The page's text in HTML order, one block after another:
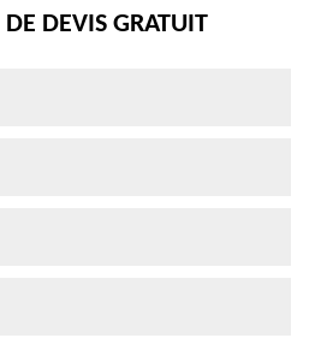
DEVIS GRATUIT